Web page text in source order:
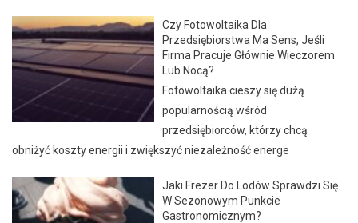
Czy Fotowoltaika Dla
Przedsiębiorstwa Ma Sens, Jeśli
Firma Pracuje Głównie Wieczorem
Lub Nocą?
Fotowoltaika cieszy się dużą
popularnością wśród
przedsiębiorców, którzy chcą
obniżyć koszty energii i zwiększyć niezależność energe
Jaki Frezer Do Lodów Sprawdzi Się
W Sezonowym Punkcie
Gastronomicznym?